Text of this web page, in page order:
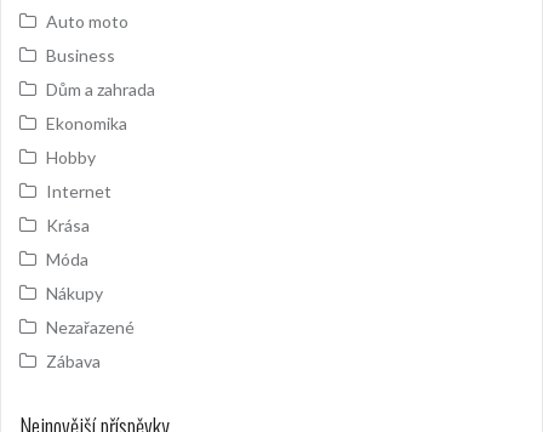
Auto moto
Business
Dům a zahrada
Ekonomika
Hobby
Internet
Krása
Móda
Nákupy
Nezařazené
Zábava